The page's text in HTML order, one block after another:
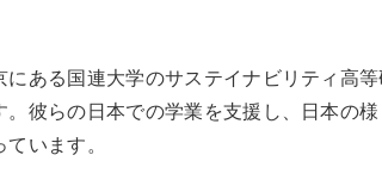
にある国連大学のサステイナビリティ高
。彼らの日本での学業を支援し、日本の
ています。